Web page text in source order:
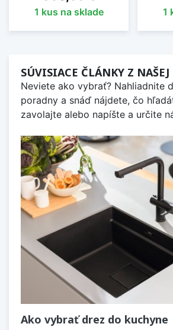
1 kus na sklade 1
SÚVISIACE ČLÁNKY Z
Neviete ako vybrať? Nahliadnite
poradny a snáď nájdete, čo
zavolajte alebo napíšte a určite
Ako vybrať drez do kuchyne